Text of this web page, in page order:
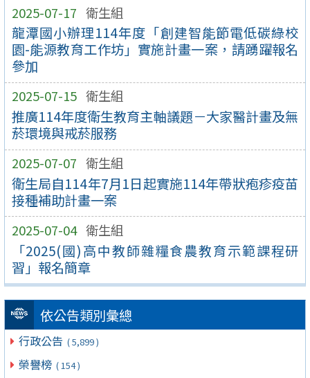
2025-07-17 衛生組
龍潭國小辦理114年度「創建智能節電低碳綠校
園-能源教育工作坊」實施計畫一案，請踴躍報名
參加
2025-07-15 衛生組
推廣114年度衛生教育主軸議題－大家醫計畫及無
菸環境與戒菸服務
2025-07-07 衛生組
衛生局自114年7月1日起實施114年帶狀疱疹疫苗
接種補助計畫一案
2025-07-04 衛生組
「2025(國)高中教師雜糧食農教育示範課程研
習」報名簡章
依公告類別彙總
行政公告 ( 5,899 )
榮譽榜 ( 154 )